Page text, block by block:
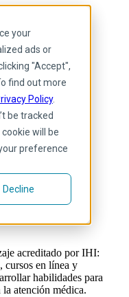
your
ads or
"Accept",
find out more
Policy.
be tracked
will be
preference
Decline
acreditado por IHI:
cursos en línea y
habilidades para
atención médica.